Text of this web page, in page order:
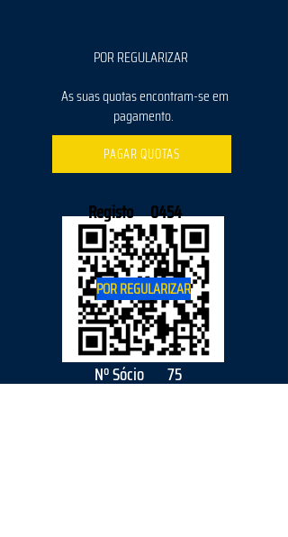
POR REGULARIZAR
As suas quotas encontram-se em
pagamento.
PAGAR QUOTAS
75
Nº Sócio
Registo 0454
POR REGULARIZAR